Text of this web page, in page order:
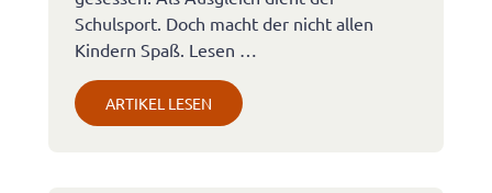
Schulsport. Doch macht der nicht allen
Kindern Spaß. Lesen …
ARTIKEL LESEN